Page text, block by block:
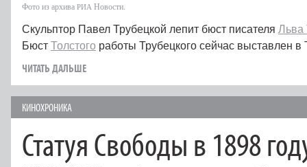
Фото из архива РИА Новости.
Скульптор Павел Трубецкой лепит бюст писателя Льва
Бюст Толстого работы Трубецкого сейчас выставлен в
ЧИТАТЬ ДАЛЬШЕ
КИНОХРОНИКА
Статуя Свободы в 1898